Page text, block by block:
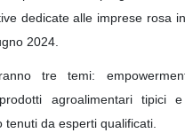
dedicate alle imprese rosa
2024.
tre temi:
agroalimentari tipici e
da esperti qualificati.